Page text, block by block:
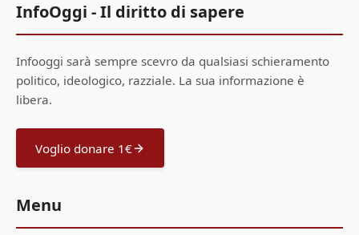
InfoOggi - Il diritto di sapere
Infooggi sarà sempre scevro da qualsiasi schieramento
politico, ideologico, razziale. La sua informazione è
libera.
Voglio donare 1€
Menu